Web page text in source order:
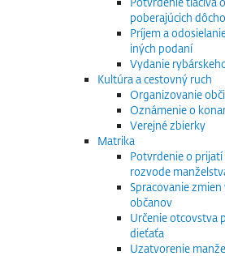
poberajúcich
Príjem a
iných podaní
Vydanie
Kultúra a cestovný ruch
Organizovanie
Oznámenie o
Verejné zbierky
Matrika
Potvrdenie o
rozvode
Spracovanie
občanov
Určenie otcovstva
dieťaťa
Uzatvorenie